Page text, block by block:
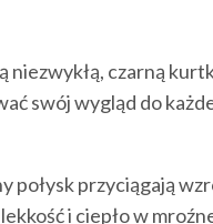
czarną
swój wygląd do
połysk przyciągają
i ciepło w